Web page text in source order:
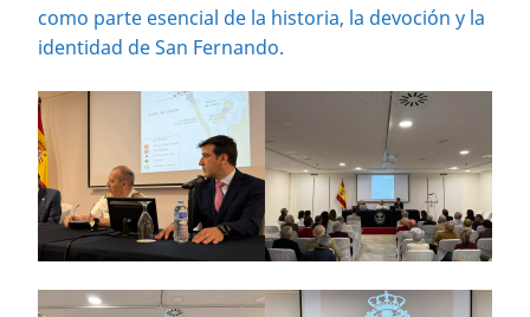
como parte esencial de la historia, la devoción y la
identidad de San Fernando.